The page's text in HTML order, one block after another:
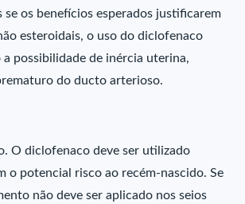
os benefícios esperados justificarem
esteroidais, o uso do diclofenaco
possibilidade de inércia uterina,
do ducto arterioso.
O diclofenaco deve ser utilizado
o potencial risco ao recém-nascido. Se
não deve ser aplicado nos seios